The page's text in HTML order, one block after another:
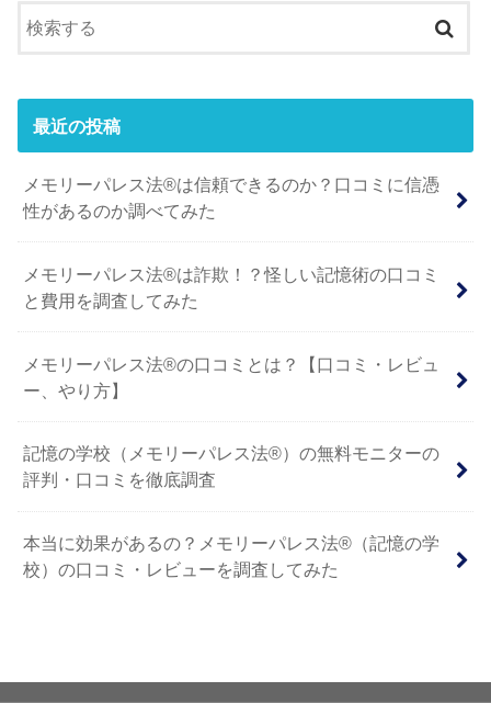
最近の投稿
メモリーパレス法®︎は信頼できるのか？口コミに信憑
性があるのか調べてみた
メモリーパレス法®︎は詐欺！？怪しい記憶術の口コミ
と費用を調査してみた
メモリーパレス法®︎の口コミとは？【口コミ・レビュ
ー、やり方】
記憶の学校（メモリーパレス法®︎）の無料モニターの
評判・口コミを徹底調査
本当に効果があるの？メモリーパレス法®︎（記憶の学
校）の口コミ・レビューを調査してみた